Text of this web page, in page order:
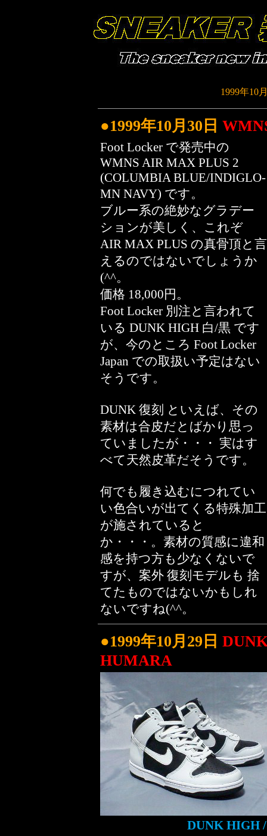
1999年10
●1999年10月30日
Foot Locker で発売中の
WMNS AIR MAX PLUS 2
(COLUMBIA BLUE/INDIGLO-
MN NAVY) です。
ブルー系の絶妙なグラデー
ションが美しく、これぞ
AIR MAX PLUS の真骨頂と言
えるのではないでしょうか
(^^。
価格 18,000円。
Foot Locker 別注と言われて
いる DUNK HIGH 白/黒 です
が、今のところ Foot Locker
Japan での取扱い予定はない
そうです。
DUNK 復刻 といえば、その
素材は合皮だとばかり思っ
ていましたが・・・ 実はす
べて天然皮革だそうです。
何でも履き込むにつれてい
い色合いが出てくる特殊加工
が施されていると
か・・・。素材の質感に違和
感を持つ方も少なくないで
すが、案外 復刻モデルも 捨
てたものではないかもしれ
ないですね(^^。
●1999年10月29日
HUMARA
DUNK HIGH